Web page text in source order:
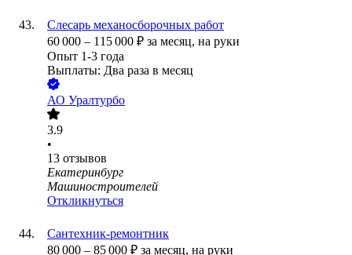
Слесарь механосборочных работ
60 000 – 115 000 ₽ за месяц, на руки
Опыт 1-3 года
Выплаты: Два раза в месяц
АО Уралтурбо
3.9
•
13 отзывов
Екатеринбург
Машиностроителей
Откликнуться
Сантехник-ремонтник
80 000 – 85 000 ₽ за месяц, на руки